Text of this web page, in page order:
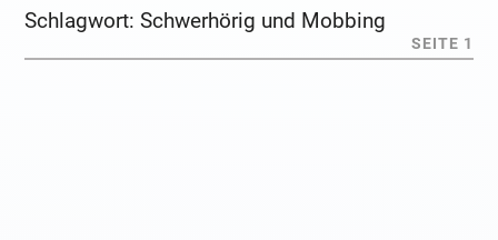
Schlagwort:Schwerhörig und Mobbing
SEITE 1